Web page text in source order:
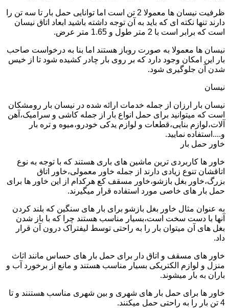
ظرفیت نیسان ها معمولا 2 تن است اما توانایی حمل بار تا سه تن را
دارند تنها نکته ای که باید به آن توجه داشته باشید ابعاد اتاق نیسان
است که برابر است با 2 متر طول و 1.65 متر عرض.
نیسان ها معمولا به صورت روباز هستند اما بنا به درخواست صاحب
بار این امکان وجود دارد که بر روی بار چادر کشیده شود تا از خیس
شدن آن جلوگیری شود.
نیسان
نیسان بار ارزان از جمله خدمات ارائه شده در نیسان بار رومشکان
است که میتوانید برای حمل انواع بار از جمله کاشی و سرامیک،آهن
آلات،لوازم بنایی،قطعات و لوازم یدکی خودرو،میوه و تره بار
و....استفاده نمایید.
خاور حمل بار
خاور ها کاربردی ترین ماشین های باری هستند که با توجه به نوع
اتاقشان تنوع زیادی دارند از جمله خاور معمولی،خاور اتاق
بزرگ،خاور بغل بازشو،خاور مسقف کع هرکدام از این خاور ها برای
حمل بار های خاصی مورد استفاده قرار میگیرند.
به عنوان مثال خاور بغل بازشو برای بار های سنگین که بلند کردن
آنها با دست سخت است،بسیار مناسب هستند چرا که با باز شدن
بغل های آن میتوان بار را به راحتی توسط لیفتراک درون آن قرار
داد.
خاور های مسقف و اتاق دار برای حمل بار های حساس مانند اثاث
منزل و لوازم الکتریکی بسیار مناسب هستند و مانع از برخورد آب و
باران به بار میشوند.
خاور ها برای حمل بار های شهری و بین شهری مناسب هستنند و تا
4 تن بار را به راحتی حمل میکنند.